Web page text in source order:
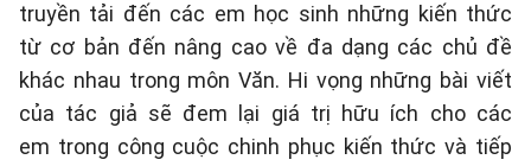
truyền tải đến các em học sinh những kiến thức
từ cơ bản đến nâng cao về đa dạng các chủ đề
khác nhau trong môn Văn. Hi vọng những bài viết
của tác giả sẽ đem lại giá trị hữu ích cho các
em trong công cuộc chinh phục kiến thức và tiếp